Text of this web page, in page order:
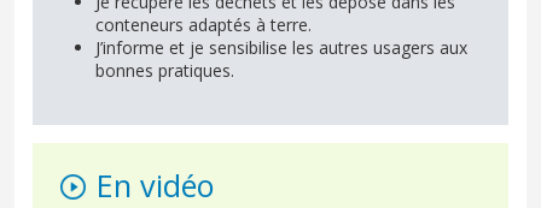
conteneurs adaptés à terre.
J’informe et je sensibilise les autres usagers aux
bonnes pratiques.
En vidéo